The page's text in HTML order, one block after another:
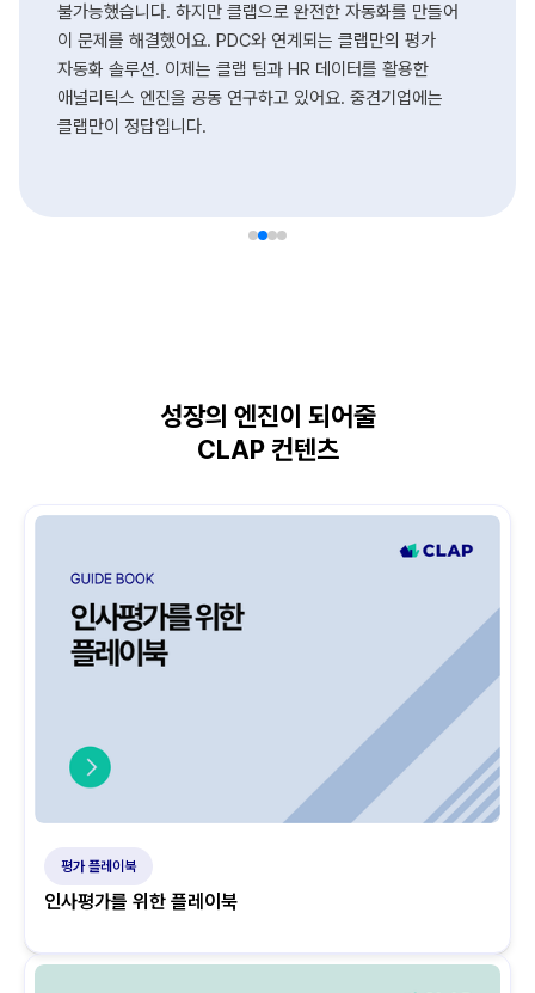
불가능했습니다. 하지만 클랩으로 완전한 자동화를 만들어
이 문제를 해결했어요. PDC와 연계되는 클랩만의 평가
자동화 솔루션. 이제는 클랩 팀과 HR 데이터를 활용한
애널리틱스 엔진을 공동 연구하고 있어요. 중견기업에는
클랩만이 정답입니다.
성장의 엔진이 되어줄
CLAP 컨텐츠
평가 플레이북
인사평가를 위한 플레이북